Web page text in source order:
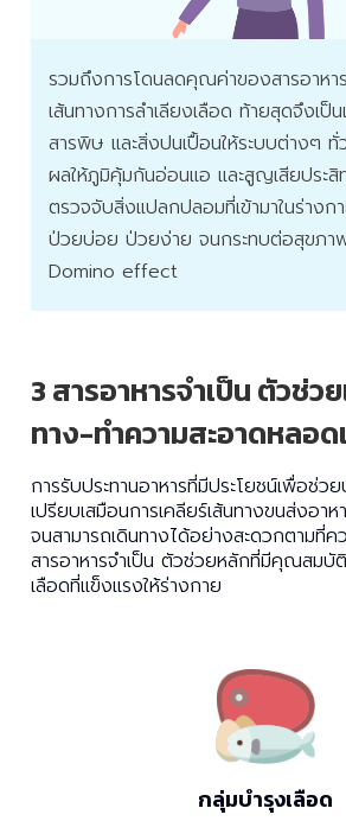
รวมถึงการโดนลดคุณค่าของสารอาหา
เส้นทางการลำเลียงเลือด ท้ายสุดจึงเป็
สารพิษ และสิ่งปนเปื้อนให้ระบบต่างๆ ทั่
ผลให้ภูมิคุ้มกันอ่อนแอ และสูญเสียประสิ
ตรวจจับสิ่งแปลกปลอมที่เข้ามาในร่างก
ป่วยบ่อย ป่วยง่าย จนกระทบต่อสุขภา
Domino effect
3 สารอาหารจำเป็น ตัวช่ว
ทาง-ทำความสะอาดหลอด
การรับประทานอาหารที่มีประโยชน์เพื่อช่ว
เปรียบเสมือนการเคลียร์เส้นทางขนส่งอาห
จนสามารถเดินทางได้อย่างสะดวกตามที่ค
สารอาหารจำเป็น ตัวช่วยหลักที่มีคุณสมบั
เลือดที่แข็งแรงให้ร่างกาย
กลุ่มบำรุงเลือด